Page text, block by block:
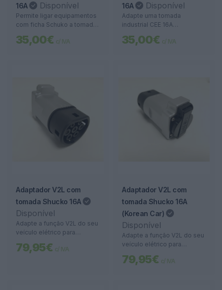
16A
Disponível
Permite ligar equipamentos
com ficha Schuko a tomadas
uso portátil, oficinas e
35,00€ c/ IVA
16A
Disponível
Adapte uma tomada
industrial CEE 16A
de equipamentos com ficha
35,00€ c/ IVA
Adaptador V2L com
tomada Shucko 16A
Disponível
Adapte a função V2L do seu
veículo elétrico para
equipamento com ficha
79,95€ c/ IVA
Adaptador V2L com
tomada Shucko 16A
(Korean Car)
Disponível
Adapte a função V2L do seu
veículo elétrico para
equipamento com ficha
79,95€ c/ IVA